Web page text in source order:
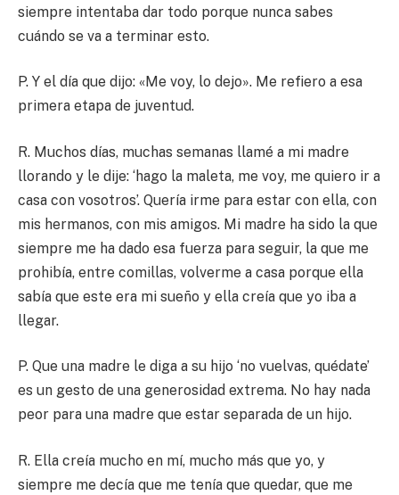
siempre intentaba dar todo porque nunca sabes
cuándo se va a terminar esto.
P. Y el día que dijo: «Me voy, lo dejo». Me refiero a esa
primera etapa de juventud.
R. Muchos días, muchas semanas llamé a mi madre
llorando y le dije: ‘hago la maleta, me voy, me quiero ir a
casa con vosotros’. Quería irme para estar con ella, con
mis hermanos, con mis amigos. Mi madre ha sido la que
siempre me ha dado esa fuerza para seguir, la que me
prohibía, entre comillas, volverme a casa porque ella
sabía que este era mi sueño y ella creía que yo iba a
llegar.
P. Que una madre le diga a su hijo ‘no vuelvas, quédate’
es un gesto de una generosidad extrema. No hay nada
peor para una madre que estar separada de un hijo.
R. Ella creía mucho en mí, mucho más que yo, y
siempre me decía que me tenía que quedar, que me